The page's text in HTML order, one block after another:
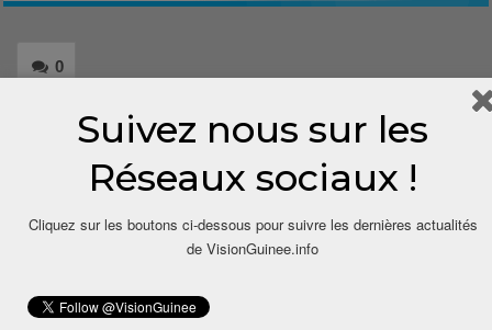
0
Share
Suivez nous sur les
Réseaux sociaux !
Cliquez sur les boutons ci-dessous pour suivre les dernières actualités
de VisionGuinee.info